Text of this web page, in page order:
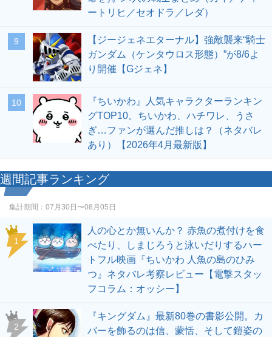
ートリヒ／セオドラ／レダ）
9
【ジージェネエターナル】強敵襲来“騎士
ガンダム（ケンタウロス形態）”が8/6よ
り開催【Gジェネ】
10
『ちいかわ』人気キャラクターランキン
グTOP10。ちいかわ、ハチワレ、うさ
ぎ…ファンが選んだ推しは？（ネタバレ
あり）【2026年4月最新版】
週間記事ランキング
集計期間： 07月30日〜08月05日
1
人の心とか無いんか？ 赤魚の煮付けを食
べたり、しまじろうと泳いだりするハー
トフル映画『ちいかわ 人魚の島のひみ
つ』ネタバレ考察レビュー【電撃スタッ
フコラム：オッシー】
2
『キングダム』最新80巻の書影公開。カ
バーを飾るのは信、蒙恬、そして鎧姿の